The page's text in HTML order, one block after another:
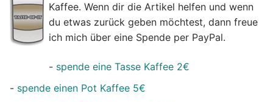
Kaffee. Wenn dir die Artikel helfen und wenn
du etwas zurück geben möchtest, dann freue
ich mich über eine Spende per PayPal.
- spende eine Tasse Kaffee 2€
- spende einen Pot Kaffee 5€